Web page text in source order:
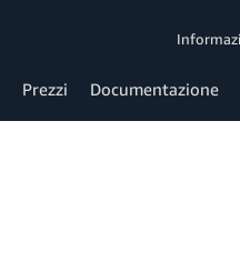
Prezzi Documentazione